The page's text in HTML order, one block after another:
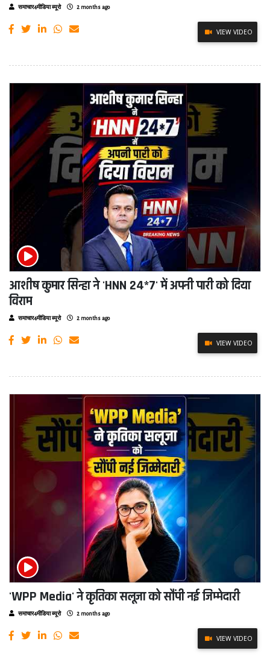
समाचार4मीडिया ब्यूरो 2 months ago
VIEW VIDEO
आशीष कुमार सिन्हा ने 'HNN 24*7' में अपनी पारी को दिया
विराम
समाचार4मीडिया ब्यूरो 2 months ago
VIEW VIDEO
'WPP Media' ने कृतिका सलूजा को सौंपी नई जिम्मेदारी
समाचार4मीडिया ब्यूरो 2 months ago
VIEW VIDEO